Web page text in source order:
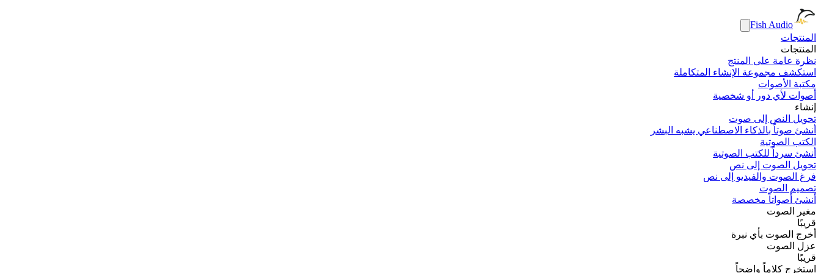
Fish Audio
المنتجات
المنتجات
نظرة عامة على المنتج
استكشف مجموعة الإنشاء المتكاملة
مكتبة الأصوات
أصوات لأي دور أو شخصية
إنشاء
تحويل النص إلى صوت
أنشئ صوتاً بالذكاء الاصطناعي يشبه البشر
الكتب الصوتية
أنشئ سرداً للكتب الصوتية
تحويل الصوت إلى نص
فرغ الصوت والفيديو إلى نص
تصميم الصوت
أنشئ أصواتاً مخصصة
مغير الصوت
قريبًا
أخرج الصوت بأي نبرة
عزل الصوت
قريبًا
استخرج كلاماً واضحاً